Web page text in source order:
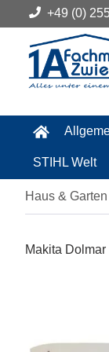
+49 (0)
STIHL Welt
Haus & Garten
Makita